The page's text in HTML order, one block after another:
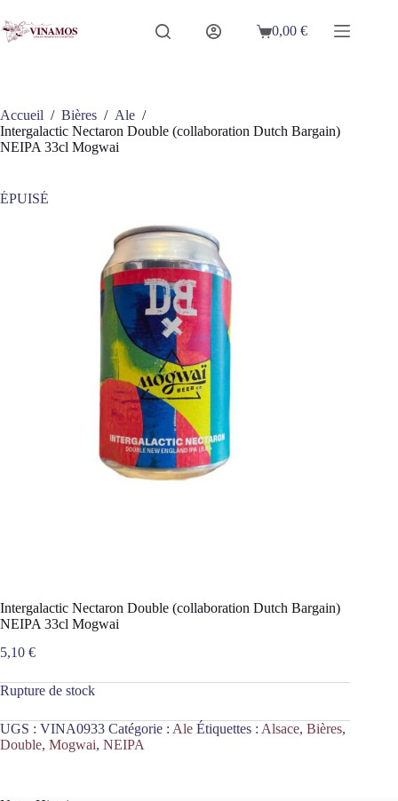
au
contenu
Panier
0,00€
Accueil / Bières / Ale /
Intergalactic Nectaron Double (collaboration Dutch Bargain)
NEIPA 33cl Mogwai
ÉPUISÉ
Intergalactic Nectaron Double (collaboration Dutch Bargain)
NEIPA 33cl Mogwai
5,10 €
Rupture de stock
UGS : VINA0933 Catégorie : Ale Étiquettes : Alsace, Bières,
Double, Mogwai, NEIPA